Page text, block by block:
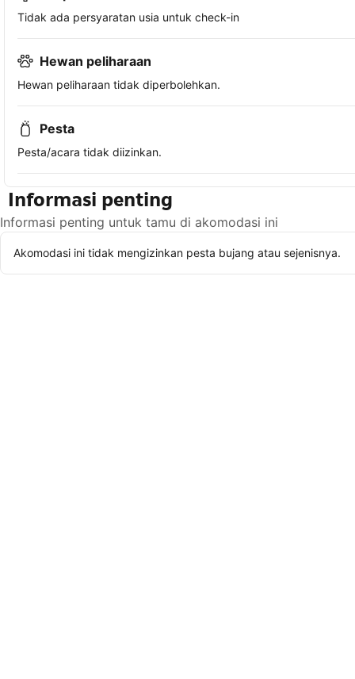
Tidak ada persyaratan usia untuk check-in
Hewan peliharaan
Hewan peliharaan tidak diperbolehkan.
Pesta
Pesta/acara tidak diizinkan.
Informasi penting
Informasi penting untuk tamu di akomodasi ini
Akomodasi ini tidak mengizinkan pesta bujang atau sejenisnya.